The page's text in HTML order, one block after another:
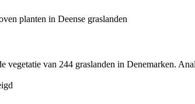
van 244 graslanden in Denemarken.